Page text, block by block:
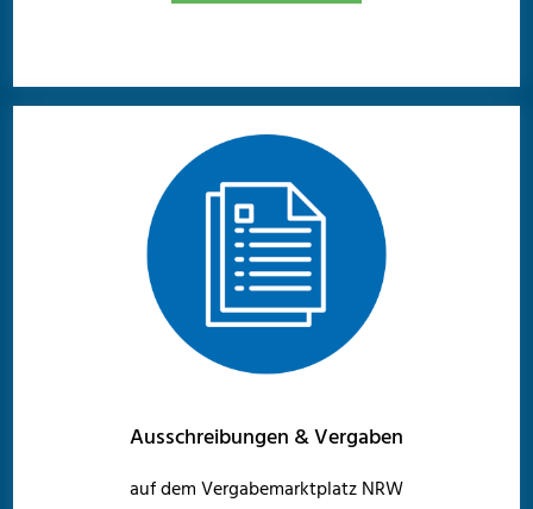
Ausschreibungen & Vergaben
auf dem Vergabemarktplatz NRW